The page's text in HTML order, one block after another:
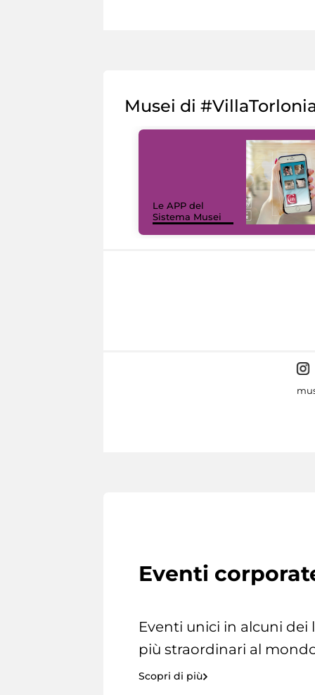
Musei di
Le APP del
Sistema Musei
Eventi
Eventi unici in alcuni dei
più straordinari al
Scopri di più